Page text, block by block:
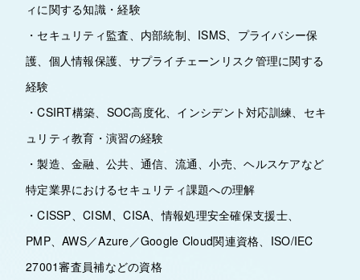
ィに関する知識・経験
・セキュリティ監査、内部統制、ISMS、プライバシー保
護、個人情報保護、サプライチェーンリスク管理に関する
経験
・CSIRT構築、SOC高度化、インシデント対応訓練、セキ
ュリティ教育・演習の経験
・製造、金融、公共、通信、流通、小売、ヘルスケアなど
特定業界におけるセキュリティ課題への理解
・CISSP、CISM、CISA、情報処理安全確保支援士、
PMP、AWS／Azure／Google Cloud関連資格、ISO/IEC
27001審査員補などの資格